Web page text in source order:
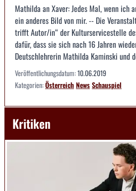
Mathilda an Xaver: Jedes Mal, wenn ich
ein anderes Bild von mir. -- Die
trifft Autor/in“ der Kulturservicestelle
dafür, dass sie sich nach 16 Jahren
Deutschlehrerin Mathilda Kaminski und
Veröffentlichungsdatum:10.06.2019
Kategorien:ÖsterreichNewsSchauspiel
Kritiken